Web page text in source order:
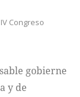
IV Congreso
gobierne
y de